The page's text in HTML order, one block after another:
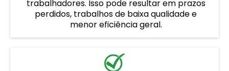
trabalhadores. Isso pode resultar em prazos
perdidos, trabalhos de baixa qualidade e
menor eficiência geral.